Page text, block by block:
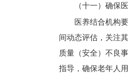
（十一）确保
医养结合机构
间动态评估，关注
质量（安全）不良
指导，确保老年人